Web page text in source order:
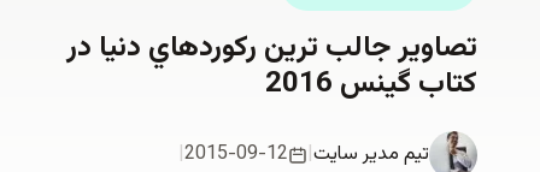
جالب ترين ركوردهاي دنيا در
گينس 2016
تیم مدیر سایت|
2015-09-12
|